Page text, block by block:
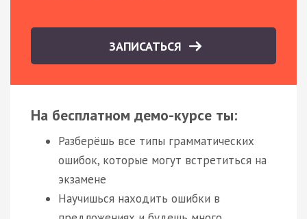
ЗАПИСАТЬСЯ
На бесплатном демо-курсе ты:
Разберёшь все типы грамматических
ошибок, которые могут встретиться на
экзамене
Научишься находить ошибки в